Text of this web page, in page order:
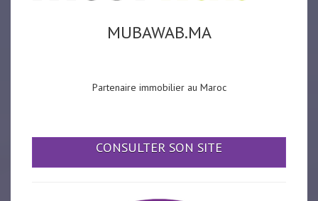
MUBAWAB.MA
Partenaire immobilier au Maroc
CONSULTER SON SITE